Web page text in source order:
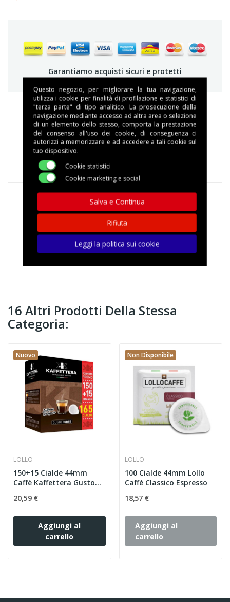
Garantiamo acquisti sicuri e protetti
DESCRIZIONE
DETTAGLI DEL PRODOTTO
18 Cialde Caffè Toraldo Cannella
E Arancia Filtro Carta Ese 44 Mm
16 Altri Prodotti Della Stessa
Categoria:
Nuovo
LOLLO
150+15 Cialde 44mm
Caffè Kaffettera Gusto
20,59 €
Aggiungi al
carrello
Non Disponibile
LOLLO
100 Cialde 44mm Lollo
Caffè Classico Espresso
18,57 €
Aggiungi al
carrello
Questo negozio, per migliorare la tua navigazione,
utilizza i cookie per finalità di profilazione e statistici di
"terza parte" di tipo analitico. La prosecuzione della
navigazione mediante accesso ad altra area o selezione
di un elemento dello stesso, comporta la prestazione
del consenso all'uso dei cookie, di conseguenza ci
autorizzi a memorizzare e ad accedere a tali cookie sul
tuo dispositivo.
Cookie statistici
Cookie marketing e social
Salva e Continua
Rifiuta
Leggi la politica sui cookie